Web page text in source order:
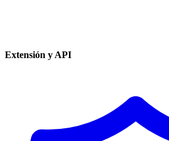
Extensión y API